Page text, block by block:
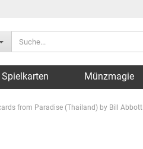
Spielkarten Münzmagie
from Paradise (Thailand) by Bill Abbott